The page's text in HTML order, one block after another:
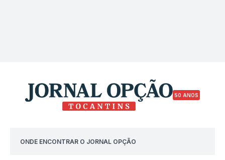
50 ANOS
ONDE ENCONTRAR O JORNAL OPÇÃO